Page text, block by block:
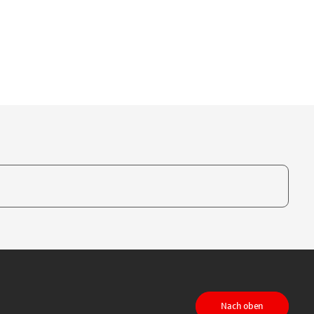
Nach oben